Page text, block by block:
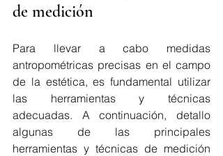
de medición
Para llevar a cabo medidas
antropométricas precisas en el campo
de la estética, es fundamental utilizar
las herramientas y técnicas
adecuadas. A continuación, detallo
algunas de las principales
herramientas y técnicas de medición